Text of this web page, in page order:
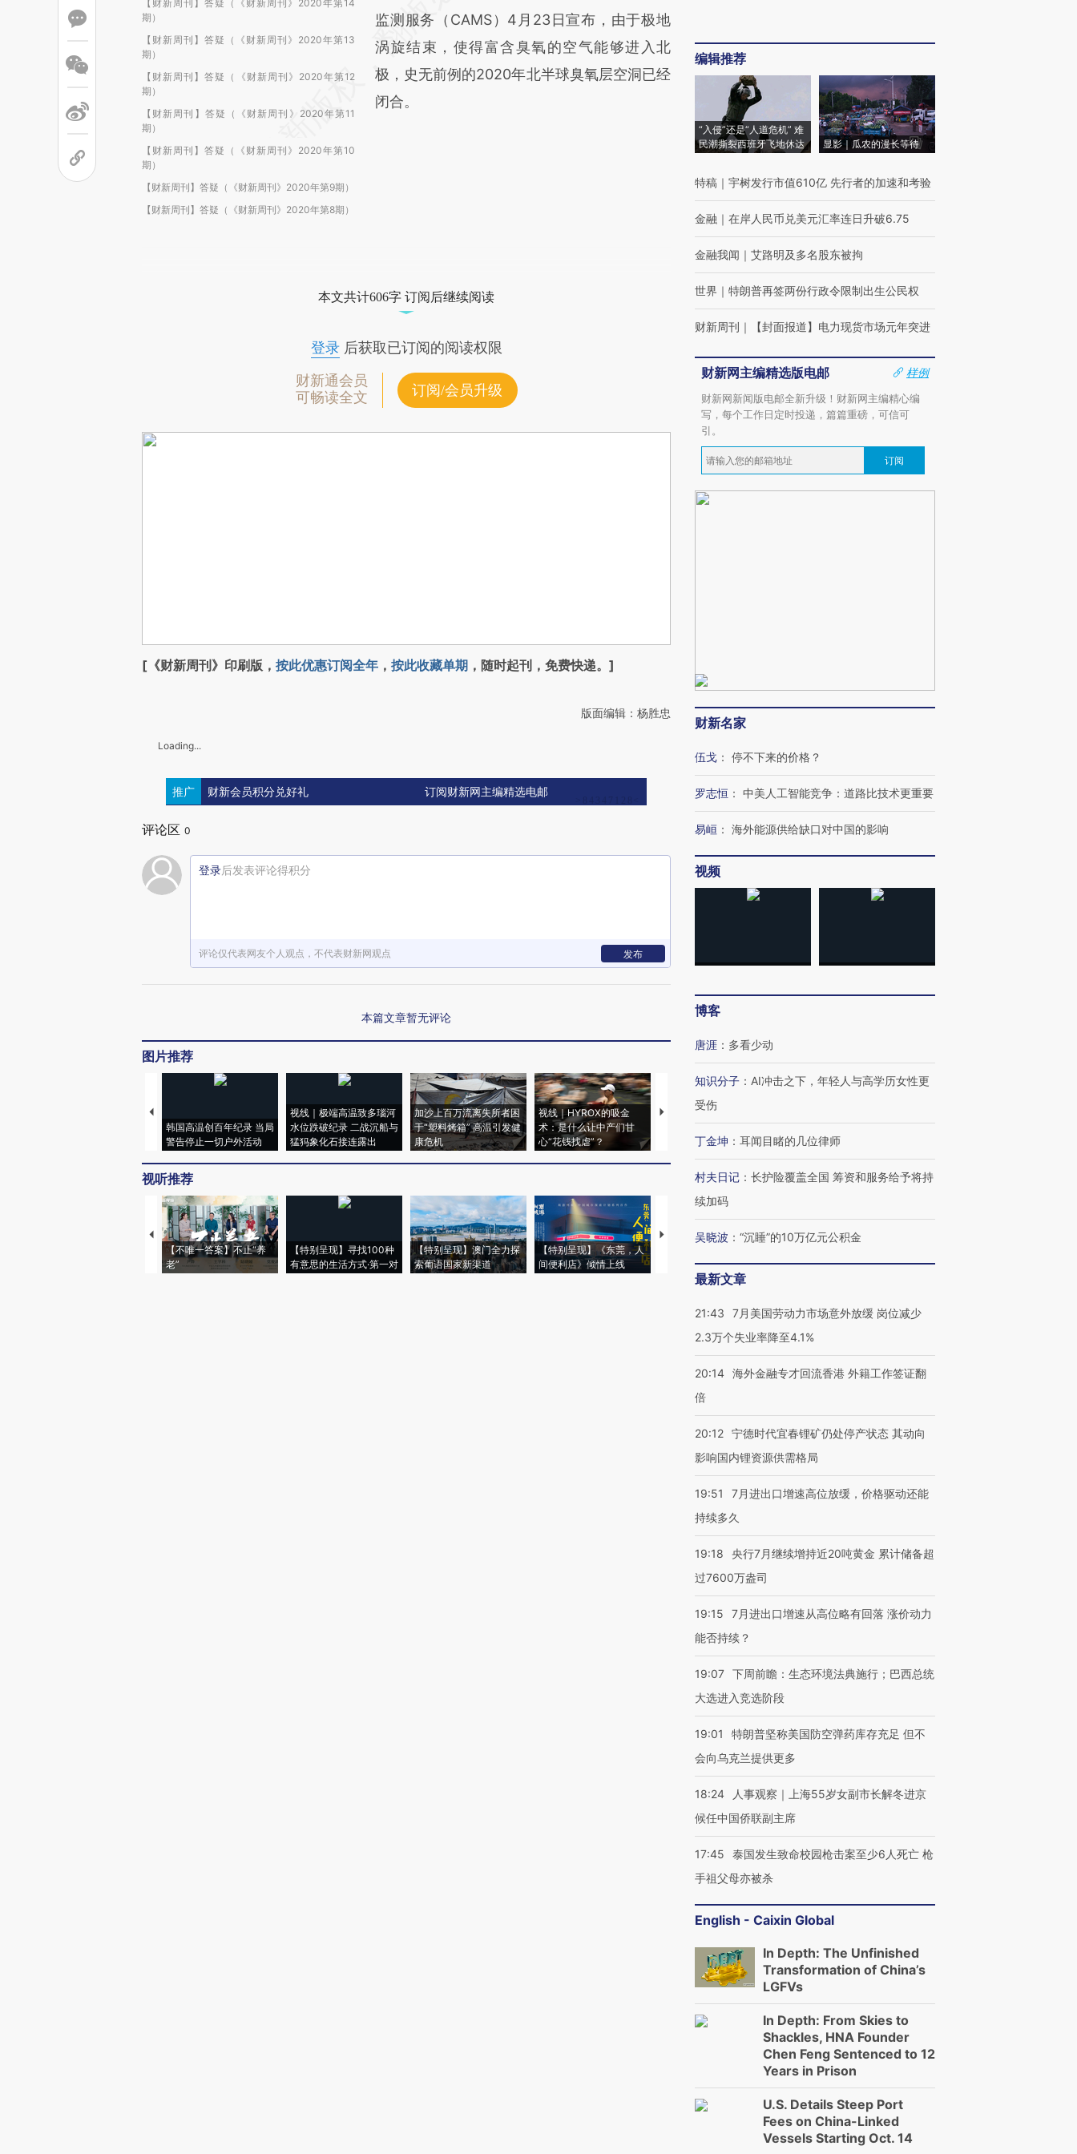
【财新周刊】答疑（《财新周刊》2020年第14
期）
【财新周刊】答疑（《财新周刊》2020年第13
期）
【财新周刊】答疑（《财新周刊》2020年第12
期）
【财新周刊】答疑（《财新周刊》2020年第11
期）
【财新周刊】答疑（《财新周刊》2020年第10
期）
【财新周刊】答疑（《财新周刊》2020年第9期）
【财新周刊】答疑（《财新周刊》2020年第8期）
监测服务（CAMS）4月23日宣布，由于极地
涡旋结束，使得富含臭氧的空气能够进入北
极，史无前例的2020年北半球臭氧层空洞已经
闭合。
本文共计606字 订阅后继续阅读
登录后获取已订阅的阅读权限
财新通会员
可畅读全文
订阅/会员升级
[《财新周刊》印刷版， 按此优惠订阅全年 ， 按此收藏单期 ，随时起刊，免费快递。]
版面编辑：杨胜忠
Loading...
推广 财新会员积分兑好礼 订阅财新网主编精选电邮
评论区 0
登录后发表评论得积分
评论仅代表网友个人观点，不代表财新网观点 发布
本篇文章暂无评论
图片推荐
韩国高温创百年纪录 当局
警告停止一切户外活动
视线｜极端高温致多瑙河
水位跌破纪录 二战沉船与
猛犸象化石接连露出
加沙上百万流离失所者困
于“塑料烤箱” 高温引发健
康危机
视线｜HYROX的吸金
术：是什么让中产们甘
心“花钱找虐”？
马航飞行员跨国走私7万
粒摇头丸 尿检体内含3种
度Z世代 用街头抗争将教
育部长拱下台
机”？难民潮撕裂西班牙
视听推荐
【不唯一答案】不止“养
老”
【特别呈现】寻找100种
有意思的生活方式·第一对
【特别呈现】澳门全力探
索葡语国家新渠道
【特别呈现】《东莞，人
间便利店》倾情上线
【推广】走进第四届链博
有意思的生活方式·第三对
住三大增长引擎是什么？
编辑推荐
“入侵”还是“人道危机” 难
民潮撕裂西班牙飞地休达
显影｜瓜农的漫长等待
特稿 ｜ 宇树发行市值610亿 先行者的加速和考验
金融 ｜ 在岸人民币兑美元汇率连日升破6.75
金融我闻 ｜ 艾路明及多名股东被拘
世界 ｜ 特朗普再签两份行政令限制出生公民权
财新周刊 ｜ 【封面报道】电力现货市场元年突进
财新网主编精选版电邮
样例
财新网新闻版电邮全新升级！财新网主编精心编
写，每个工作日定时投递，篇篇重磅，可信可
引。
订阅
财新名家
伍戈 ： 停不下来的价格？
罗志恒 ： 中美人工智能竞争：道路比技术更重要
易峘 ： 海外能源供给缺口对中国的影响
视频
博客
唐涯 ： 多看少动
知识分子 ： AI冲击之下，年轻人与高学历女性更
受伤
丁金坤 ： 耳闻目睹的几位律师
村夫日记 ： 长护险覆盖全国 筹资和服务给予将持
续加码
吴晓波 ： “沉睡”的10万亿元公积金
最新文章
21:43
7月美国劳动力市场意外放缓 岗位减少
2.3万个失业率降至4.1%
20:14 海外金融专才回流香港 外籍工作签证翻
倍
20:12 宁德时代宜春锂矿仍处停产状态 其动向
影响国内锂资源供需格局
19:51
7月进出口增速高位放缓，价格驱动还能
持续多久
19:18
央行7月继续增持近20吨黄金 累计储备超
过7600万盎司
19:15
7月进出口增速从高位略有回落 涨价动力
能否持续？
19:07 下周前瞻：生态环境法典施行；巴西总统
大选进入竞选阶段
19:01
特朗普坚称美国防空弹药库存充足 但不
会向乌克兰提供更多
18:24
人事观察｜上海55岁女副市长解冬进京
候任中国侨联副主席
17:45
泰国发生致命校园枪击案至少6人死亡 枪
手祖父母亦被杀
English - Caixin Global
In Depth: The Unfinished
Transformation of China’s
LGFVs
In Depth: From Skies to
Shackles, HNA Founder
Chen Feng Sentenced to 12
Years in Prison
U.S. Details Steep Port
Fees on China-Linked
Vessels Starting Oct. 14